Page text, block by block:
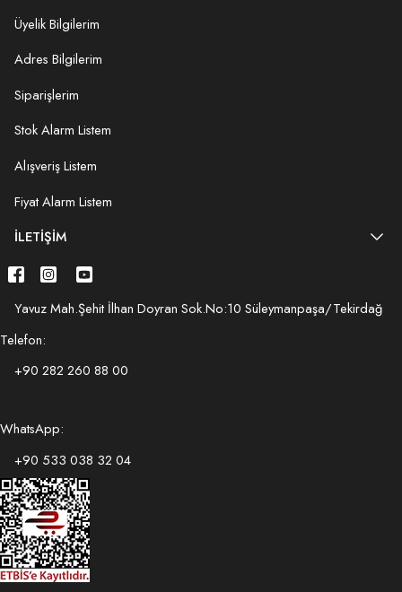
Üyelik Bilgilerim
Adres Bilgilerim
Siparişlerim
Stok Alarm Listem
Alışveriş Listem
Fiyat Alarm Listem
İLETIŞIM
Yavuz Mah.Şehit İlhan Doyran Sok.No:10 Süleymanpaşa/Tekirdağ
Telefon:
+90 282 260 88 00
WhatsApp:
+90 533 038 32 04